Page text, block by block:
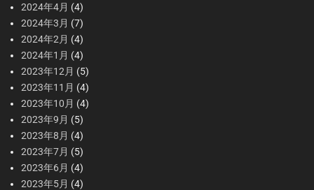
2024年4月 (4)
2024年3月 (7)
2024年2月 (4)
2024年1月 (4)
2023年12月 (5)
2023年11月 (4)
2023年10月 (4)
2023年9月 (5)
2023年8月 (4)
2023年7月 (5)
2023年6月 (4)
2023年5月 (4)